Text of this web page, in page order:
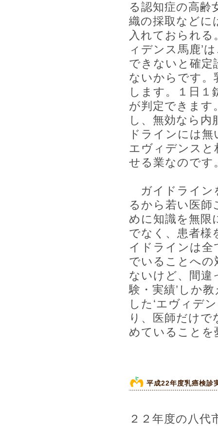
る認知症の高齢
織の採取などに
入れておられる
ィデンス馬鹿’
できないと確定
ないからです。
します。１日１
が判定できます
し、無効なら
ドラインには
エヴィデンスと
せる業なのです
ガイドライン
るから若い医師
めに知識を無限
でなく、患者様
イドラインは全
でいることへの
ないけど、間違
験・実績’しか
した‘エヴィデ
り、医師だけで
めていることを
平成22年度乳癌検診
２２年度の八代